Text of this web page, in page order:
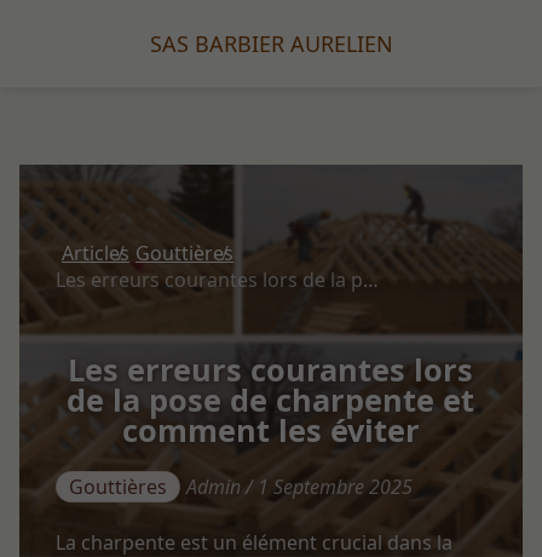
SAS BARBIER AURELIEN
Articles Gouttières
Les erreurs courantes lors de la pose de charpente et comment les éviter
Les erreurs courantes lors
de la pose de charpente et
comment les éviter
Gouttières Admin / 1 Septembre 2025
La charpente est un élément crucial dans la